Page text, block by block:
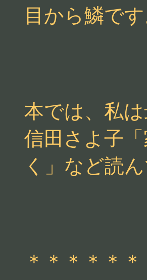
目から鱗です
本では、私は
信田さよ子
く」など読
＊＊＊＊＊＊